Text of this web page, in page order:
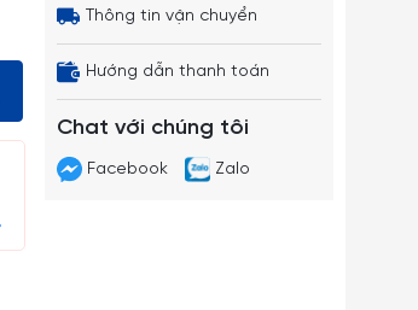
Thông tin vận chuyển
Hướng dẫn thanh toán
Chat với chúng tôi
Facebook Zalo